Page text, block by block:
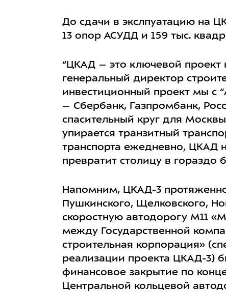
До сдачи в экслпуатацию на
13 опор АСУДД и 159 тыс.
“ЦКАД – это ключевой проект
генеральный директор
инвестиционный проект мы с
– Сбербанк, Газпромбанк,
спасительный круг для
упирается транзитный
транспорта ежедневно, ЦКАД
превратит столицу в
Напомним, ЦКАД-3
Пушкинского, Щелковского,
скоростную автодорогу М11
между Государственной
строительная корпорация»
реализации проекта ЦКАД-3)
финансовое закрытие по
Центральной кольцевой